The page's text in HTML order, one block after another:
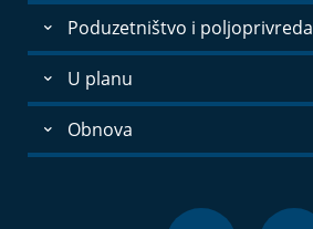
Poduzetništvo i poljoprivreda
U planu
Obnova